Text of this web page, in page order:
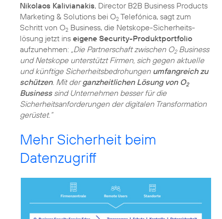
Nikolaos Kalivianakis, Director B2B Business Products
Marketing & Solutions bei O2 Telefónica, sagt zum
Schritt von O2 Business, die Netskope-Sicherheits­
lösung jetzt ins eigene Security-Produktportfolio
aufzunehmen: „Die Partnerschaft zwischen O2Business
und Netskope unterstützt Firmen, sich gegen aktuelle
und künftige Sicherheitsbedrohungen umfangreich zu
schützen. Mit derganzheitlichen Lösung von O2
Businesssind Unternehmen besser für die
Sicherheitsanforderungen der digitalen Transformation
gerüstet.“
Mehr Sicherheit beim
Datenzugriff